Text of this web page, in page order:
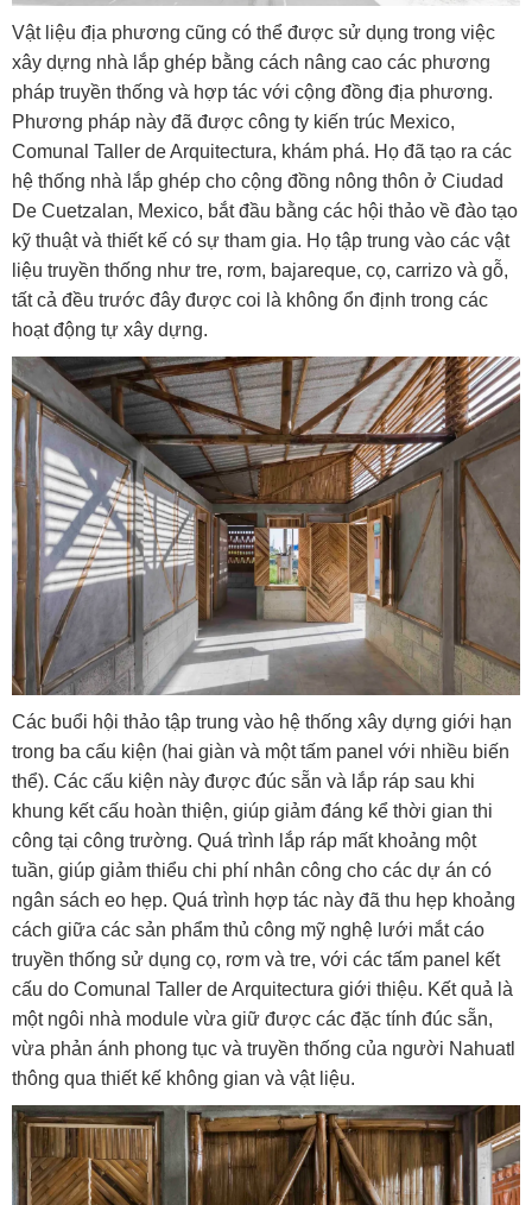
Vật liệu địa phương cũng có thể được sử dụng trong việc
xây dựng nhà lắp ghép bằng cách nâng cao các phương
pháp truyền thống và hợp tác với cộng đồng địa phương.
Phương pháp này đã được công ty kiến ​​trúc Mexico,
Comunal Taller de Arquitectura, khám phá. Họ đã tạo ra các
hệ thống nhà lắp ghép cho cộng đồng nông thôn ở Ciudad
De Cuetzalan, Mexico, bắt đầu bằng các hội thảo về đào tạo
kỹ thuật và thiết kế có sự tham gia. Họ tập trung vào các vật
liệu truyền thống như tre, rơm, bajareque, cọ, carrizo và gỗ,
tất cả đều trước đây được coi là không ổn định trong các
hoạt động tự xây dựng.
Các buổi hội thảo tập trung vào hệ thống xây dựng giới hạn
trong ba cấu kiện (hai giàn và một tấm panel với nhiều biến
thể). Các cấu kiện này được đúc sẵn và lắp ráp sau khi
khung kết cấu hoàn thiện, giúp giảm đáng kể thời gian thi
công tại công trường. Quá trình lắp ráp mất khoảng một
tuần, giúp giảm thiểu chi phí nhân công cho các dự án có
ngân sách eo hẹp. Quá trình hợp tác này đã thu hẹp khoảng
cách giữa các sản phẩm thủ công mỹ nghệ lưới mắt cáo
truyền thống sử dụng cọ, rơm và tre, với các tấm panel kết
cấu do Comunal Taller de Arquitectura giới thiệu. Kết quả là
một ngôi nhà module vừa giữ được các đặc tính đúc sẵn,
vừa phản ánh phong tục và truyền thống của người Nahuatl
thông qua thiết kế không gian và vật liệu.